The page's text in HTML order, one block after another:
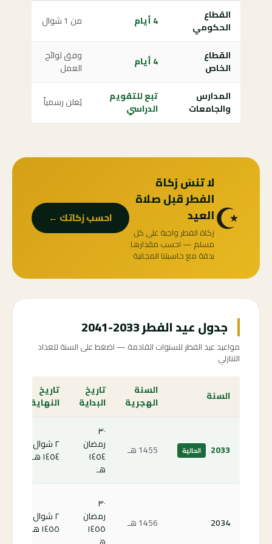
القطاع
الحكومي
4 أيام من 1 شوال
القطاع
الخاص
4 أيام
وفق لوائح
العمل
المدارس
والجامعات
تبع للتقويم
الدراسي
يُعلن رسمياً
☪️
لا تنسَ زكاة
الفطر قبل صلاة
العيد
زكاة الفطر واجبة على كل
مسلم — احسب مقدارها
بدقة مع حاسبتنا المجانية
احسب زكاتك ←
جدول عيد الفطر 2033-2041
مواعيد عيد الفطر للسنوات القادمة — اضغط على السنة للعداد
التنازلي
السنة
السنة
الهجرية
تاريخ
البداية
تاريخ
النهاية
2033 الحالية 1455 هـ
٣٠
رمضان
١٤٥٤
هـ
٢ شوال
١٤٥٤ هـ
2034 1456 هـ
٣٠
رمضان
١٤٥٥
٢ شوال
١٤٥٥ هـ